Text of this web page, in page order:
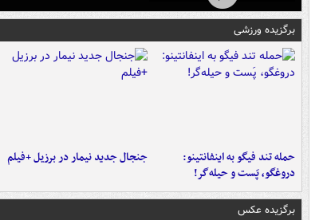
برگزیده ورزشی
حمله تند فیگو به اینفانتینو:
دروغگو، پَست‌ و حیله‌گر!
جنجال جدید نیمار در برزیل +فیلم
برگزیده عکس